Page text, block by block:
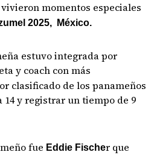
vivieron momentos especiales
2025, México.
estuvo integrada por
y coach con más
clasificado de los panameños
14 y registrar un tiempo de 9
fue Eddie Fischer que